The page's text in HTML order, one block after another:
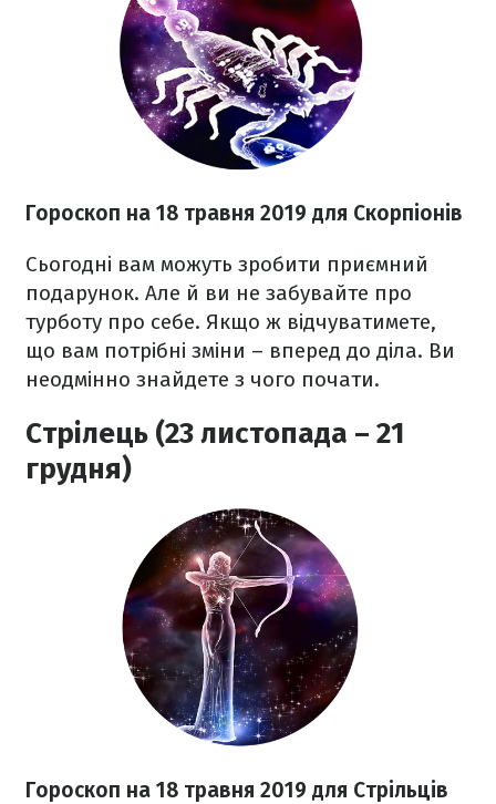
Гороскоп на 18 травня 2019 для Скорпіонів
Сьогодні вам можуть зробити приємний
подарунок. Але й ви не забувайте про
турботу про себе. Якщо ж відчуватимете,
що вам потрібні зміни – вперед до діла. Ви
неодмінно знайдете з чого почати.
Стрілець (23 листопада – 21
грудня)
Гороскоп на 18 травня 2019 для Стрільців